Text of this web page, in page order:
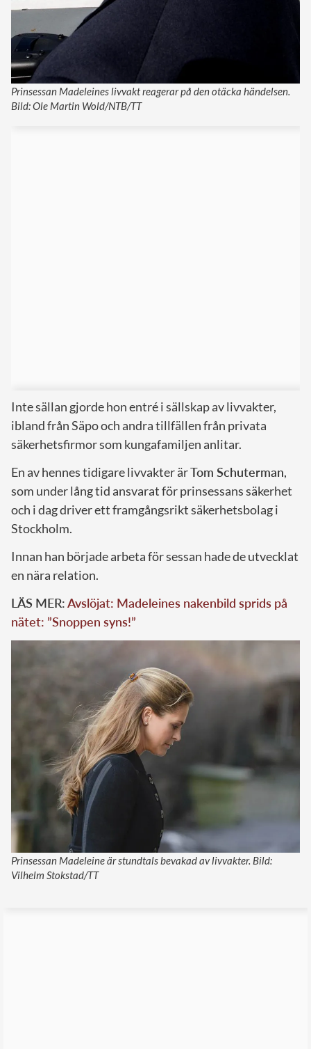
Prinsessan Madeleines livvakt reagerar på den otäcka händelsen.
Bild: Ole Martin Wold/NTB/TT
Inte sällan gjorde hon entré i sällskap av livvakter,
ibland från Säpo och andra tillfällen från privata
säkerhetsfirmor som kungafamiljen anlitar.
En av hennes tidigare livvakter ärTom Schuterman,
som under lång tid ansvarat för prinsessans säkerhet
och i dag driver ett framgångsrikt säkerhetsbolag i
Stockholm.
Innan han började arbeta för sessan hade de utvecklat
en nära relation.
LÄS MER:Avslöjat: Madeleines nakenbild sprids på
nätet: ”Snoppen syns!”
Prinsessan Madeleine är stundtals bevakad av livvakter. Bild:
Vilhelm Stokstad/TT